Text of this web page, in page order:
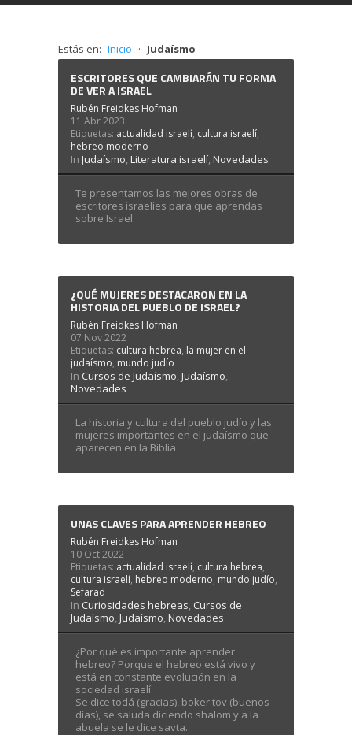
Estás en: Inicio · Judaísmo
ESCRITORES QUE CAMBIARÁN TU FORMA
DE VER A ISRAEL
Rubén Freidkes Hofman
11 Abr 2023
Etiquetas: actualidad israelí, cultura israelí,
hebreo moderno
In Judaísmo,Literatura israelí,Novedades
Te presentamos las mejores obras de
escritores israelíes para que aprendas
sobre Israel.
¿QUÉ MUJERES DESTACARON EN LA
HISTORIA DEL PUEBLO DE ISRAEL?
Rubén Freidkes Hofman
07 Nov 2022
Etiquetas: cultura hebrea, la mujer en el
judaísmo, mundo judío
In Cursos de Judaísmo,Judaísmo,
Novedades
La historia y cultura del pueblo judío y las
mujeres importantes en el judaísmo que
aparecen en la Biblia
UNAS CLAVES PARA APRENDER HEBREO
Rubén Freidkes Hofman
10 Oct 2022
Etiquetas: actualidad israelí, cultura hebrea,
cultura israelí, hebreo moderno, mundo judío,
Sefarad
In Curiosidades hebreas, Cursos de
Judaísmo,Judaísmo,Novedades
¿Por qué es importante aprender
hebreo? Porque el hebreo está vivo y
está en constante evolución en la
sociedad israelí.
Se dice todá (gracias), boker tov (buenos
días), se saluda diciendo shalom y a la
abuela se le dice savta.